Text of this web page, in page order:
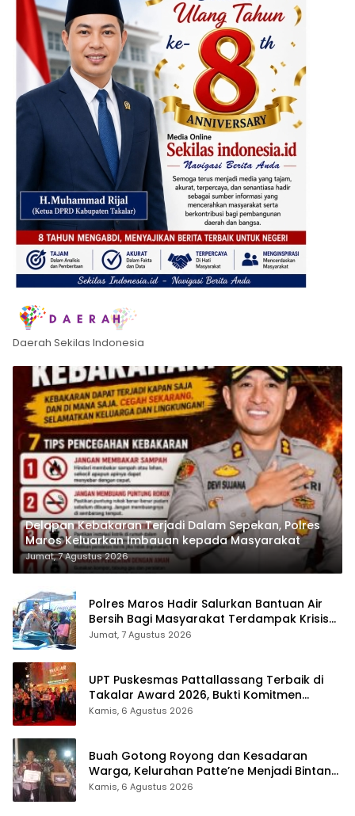
Daerah Sekilas Indonesia
Delapan Kebakaran Terjadi Dalam Sepekan, Polres
Maros Keluarkan Imbauan kepada Masyarakat
Jumat, 7 Agustus 2026
Polres Maros Hadir Salurkan Bantuan Air
Bersih Bagi Masyarakat Terdampak Krisis
Air Bersih Di Maros
Jumat, 7 Agustus 2026
UPT Puskesmas Pattallassang Terbaik di
Takalar Award 2026, Bukti Komitmen
Hadirkan Pelayanan Kesehatan Berkualitas
Kamis, 6 Agustus 2026
Buah Gotong Royong dan Kesadaran
Warga, Kelurahan Patte’ne Menjadi Bintang
Takalar Award 2026
Kamis, 6 Agustus 2026